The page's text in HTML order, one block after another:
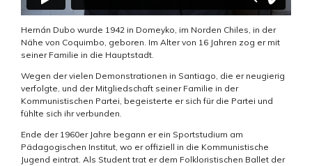
Hernán Dubo wurde 1942 in Domeyko, im Norden Chiles, in der
Nähe von Coquimbo, geboren. Im Alter von 16 Jahren zog er mit
seiner Familie in die Hauptstadt.
Wegen der vielen Demonstrationen in Santiago, die er neugierig
verfolgte, und der Mitgliedschaft seiner Familie in der
Kommunistischen Partei, begeisterte er sich für die Partei und
fühlte sich ihr verbunden.
Ende der 1960er Jahre begann er ein Sportstudium am
Pädagogischen Institut, wo er offiziell in die Kommunistische
Jugend eintrat. Als Student trat er dem Folkloristischen Ballet der